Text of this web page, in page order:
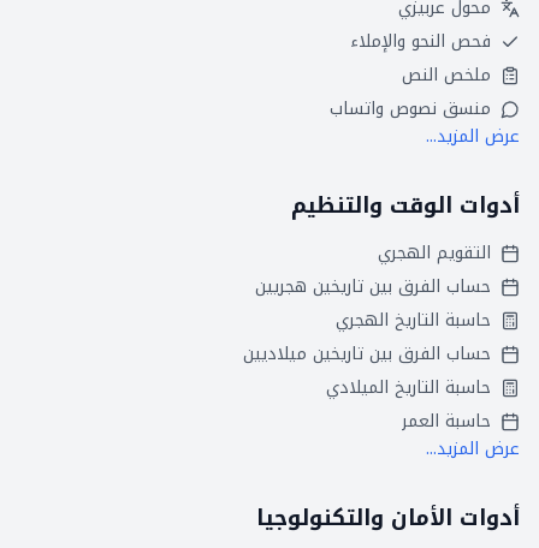
محول عربيزي
فحص النحو والإملاء
ملخص النص
منسق نصوص واتساب
عرض المزيد...
أدوات الوقت والتنظيم
التقويم الهجري
حساب الفرق بين تاريخين هجريين
حاسبة التاريخ الهجري
حساب الفرق بين تاريخين ميلاديين
حاسبة التاريخ الميلادي
حاسبة العمر
عرض المزيد...
أدوات الأمان والتكنولوجيا